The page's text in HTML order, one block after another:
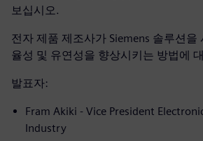
보십시오.
전자 제품 제조사가 Siemens 솔루션을
율성 및 유연성을 향상시키는 방법에
발표자:
Fram Akiki - Vice President
Industry